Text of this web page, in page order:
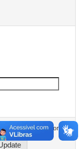
In order